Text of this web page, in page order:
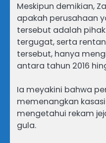
Meskipun demikian,
apakah perusahaan
tersebut adalah
tergugat, serta
tersebut, hanya
antara tahun 2016
Ia meyakini bahwa
memenangkan
mengetahui rekam
gula.